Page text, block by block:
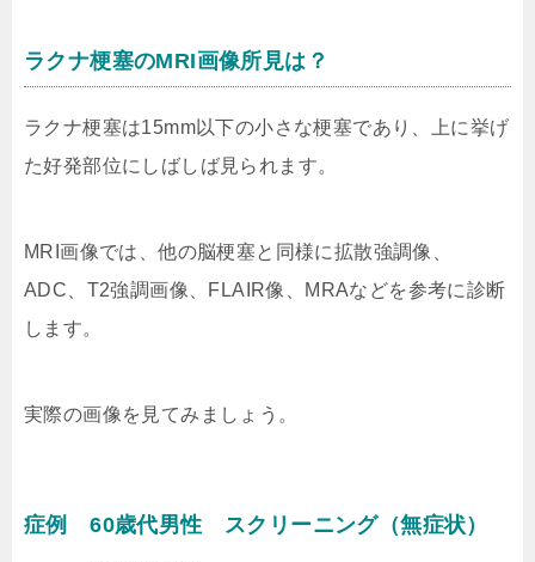
ラクナ梗塞のMRI画像所見は？
ラクナ梗塞は15mm以下の小さな梗塞であり、上に挙げ
た好発部位にしばしば見られます。
MRI画像では、他の脳梗塞と同様に拡散強調像、
ADC、T2強調画像、FLAIR像、MRAなどを参考に診断
します。
実際の画像を見てみましょう。
症例 60歳代男性 スクリーニング（無症状）